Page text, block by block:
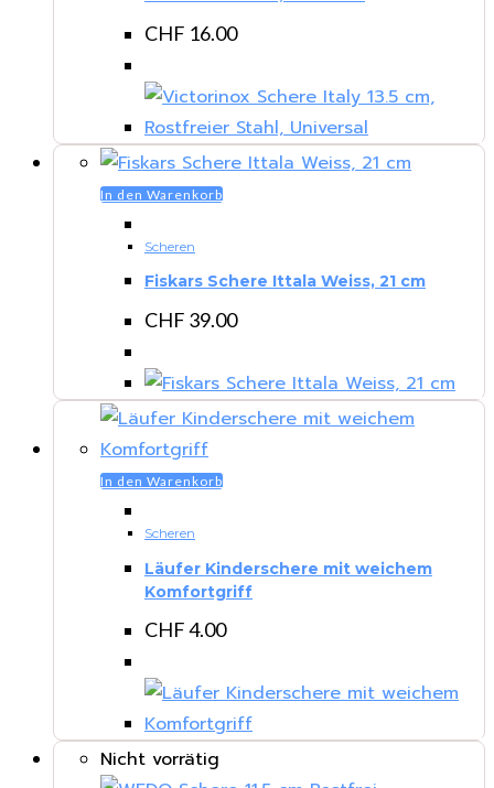
CHF 16.00
In den Warenkorb
Scheren
Fiskars Schere Ittala Weiss, 21 cm
CHF 39.00
In den Warenkorb
Scheren
Läufer Kinderschere mit weichem
Komfortgriff
CHF4.00
Nicht vorrätig